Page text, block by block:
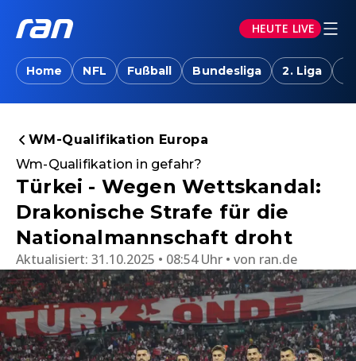
HEUTE LIVE
Home NFL Fußball Bundesliga 2. Liga
WM-Qualifikation Europa
Wm-Qualifikation in gefahr?
Türkei - Wegen Wettskandal:
Drakonische Strafe für die
Nationalmannschaft droht
Aktualisiert: 31.10.2025 • 08:54 Uhr von ran.de